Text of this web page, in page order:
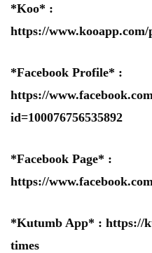
*Koo* :
https://
*Facebook Profile* :
https://
id=100076756535892
*Facebook Page* :
https://
*Kutumb App* : https://
times